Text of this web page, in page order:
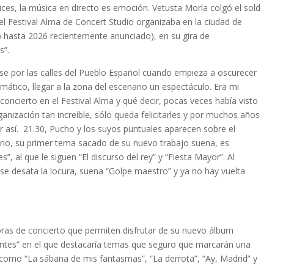
la música en directo es emoción. Vetusta Morla colgó el sold
Alma de Concert Studio organizaba en la ciudad de
2026 recientemente anunciado), en su gira de
por las calles del Pueblo Español cuando empieza a oscurecer
llegar a la zona del escenario un espectáculo. Era mi
en el Festival Alma y qué decir, pocas veces había visto
tan increíble, sólo queda felicitarles y por muchos años
así. 21.30, Pucho y los suyos puntuales aparecen sobre el
su primer tema sacado de su nuevo trabajo suena, es
al que le siguen “El discurso del rey” y “Fiesta Mayor”. Al
desata la locura, suena “Golpe maestro” y ya no hay vuelta
de concierto que permiten disfrutar de su nuevo álbum
en el que destacaría temas que seguro que marcarán una
“La sábana de mis fantasmas”, “La derrota”, “Ay, Madrid” y